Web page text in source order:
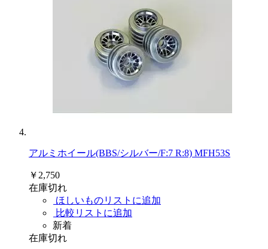
アルミホイール(BBS/シルバー/F:7 R:8) MFH53S
￥2,750
在庫切れ
ほしいものリストに追加
比較リストに追加
新着
在庫切れ